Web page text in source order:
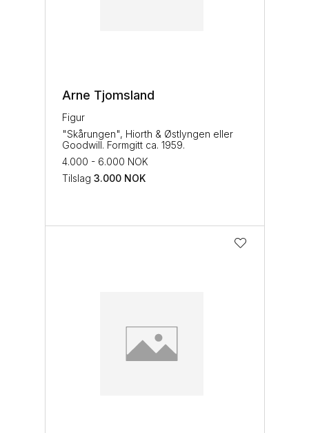
Arne Tjomsland
Figur
"Skårungen", Hiorth & Østlyngen eller
Goodwill. Formgitt ca. 1959.
4.000 - 6.000 NOK
Tilslag 3.000 NOK